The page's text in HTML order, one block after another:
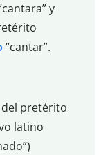
y
“cantar”.
del pretérito
latino